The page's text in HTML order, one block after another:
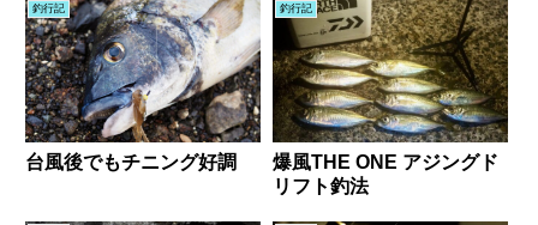
釣行記
台風後でもチニング好調
釣行記
爆風THE ONE アジングド
リフト釣法